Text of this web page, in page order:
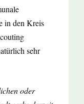
in den Kreis
sehr
oder